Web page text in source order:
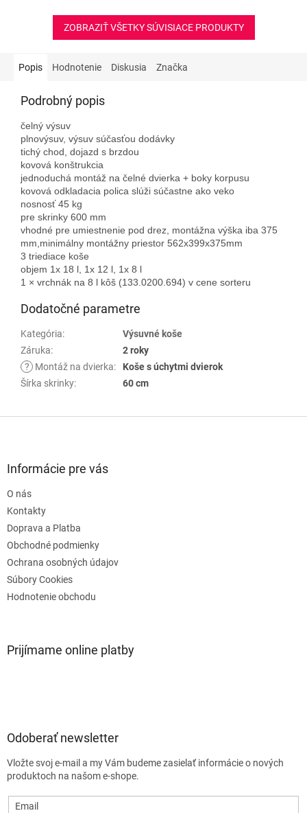
ZOBRAZIŤ VŠETKY SÚVISIACE PRODUKTY
Popis Hodnotenie Diskusia Značka
Podrobný popis
čelný výsuv
plnovýsuv, výsuv súčasťou dodávky
tichý chod, dojazd s brzdou
kovová konštrukcia
jednoduchá montáž na čelné dvierka + boky korpusu
kovová odkladacia polica slúži súčastne ako veko
nosnosť 45 kg
pre skrinky 600 mm
vhodné pre umiestnenie pod drez, montážna výška iba 375
mm,minimálny montážny priestor 562x399x375mm
3 triediace koše
objem 1x 18 l, 1x 12 l, 1x 8 l
1 × vrchnák na 8 l kôš (133.0200.694) v cene sorteru
Dodatočné parametre
Kategória:
Výsuvné koše
Záruka:
2 roky
?
Montáž na dvierka:
Koše s úchytmi dvierok
Šírka skrinky: 60 cm
Informácie pre vás
O nás
Kontakty
Doprava a Platba
Obchodné podmienky
Ochrana osobných údajov
Súbory Cookies
Hodnotenie obchodu
Prijímame online platby
Odoberať newsletter
Vložte svoj e-mail a my Vám budeme zasielať informácie o nových
produktoch na našom e-shope.
Email